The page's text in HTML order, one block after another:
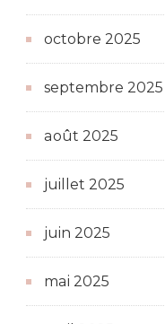
octobre 2025
septembre 2025
août 2025
juillet 2025
juin 2025
mai 2025